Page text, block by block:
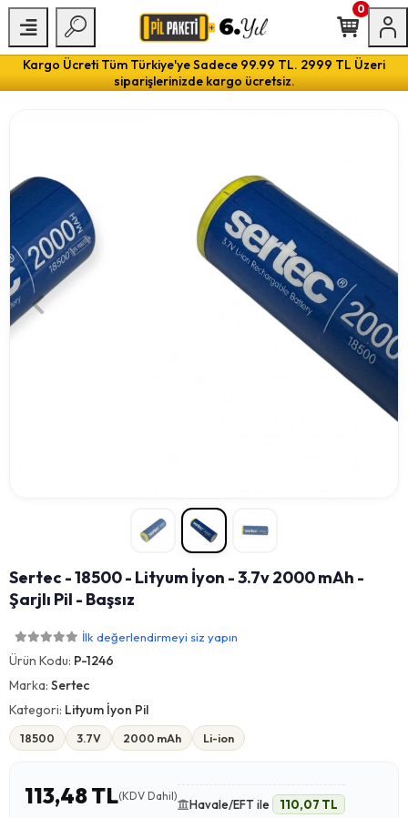
Kargo Ücreti Tüm Türkiye'ye Sadece 99.99 TL. 2999 TL Üzeri
siparişlerinizde kargo ücretsiz.
0
Sertec - 18500 - Lityum İyon - 3.7v 2000 mAh -
Şarjlı Pil - Başsız
İlk değerlendirmeyi siz yapın
Ürün Kodu: P-1246
Marka: Sertec
Kategori: Lityum İyon Pil
18500 3.7V 2000 mAh Li-ion
113,48 TL(KDV Dahil)
Havale/EFT ile 110,07 TL